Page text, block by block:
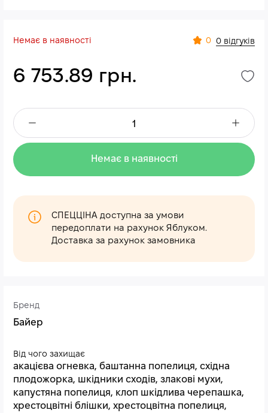
Бренд
Байер
Від чого захищає
акацієва огневка, баштанна попелиця, східна
плодожорка, шкідники сходів, злакові мухи,
капустяна попелиця, клоп шкідлива черепашка,
хрестоцвітні блішки, хрестоцвітна попелиця,
Немає в наявності 0 0 відгуків
6 753.89 грн.
Немає в наявності
СПЕЦЦІНА доступна за умови
передоплати на рахунок Яблуком.
Доставка за рахунок замовника